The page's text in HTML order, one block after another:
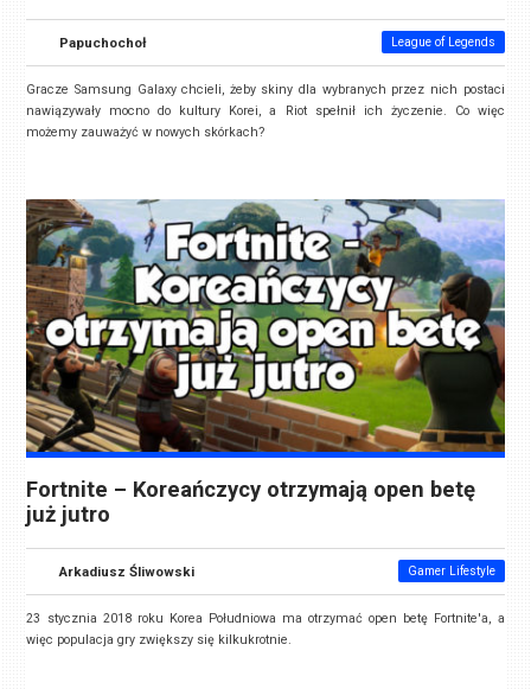
Papuchochoł League of Legends
Gracze Samsung Galaxy chcieli, żeby skiny dla wybranych przez nich postaci
nawiązywały mocno do kultury Korei, a Riot spełnił ich życzenie. Co więc
możemy zauważyć w nowych skórkach?
Fortnite – Koreańczycy otrzymają open betę
już jutro
Arkadiusz Śliwowski Gamer Lifestyle
23 stycznia 2018 roku Korea Południowa ma otrzymać open betę Fortnite'a, a
więc populacja gry zwiększy się kilkukrotnie.